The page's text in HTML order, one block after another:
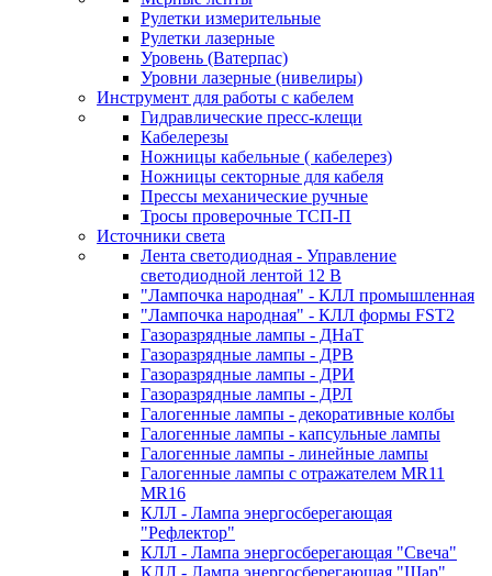
Рулетки измерительные
Рулетки лазерные
Уровень (Ватерпас)
Уровни лазерные (нивелиры)
Инструмент для работы с кабелем
Гидравлические пресс-клещи
Кабелерезы
Ножницы кабельные ( кабелерез)
Ножницы секторные для кабеля
Прессы механические ручные
Тросы проверочные ТСП-П
Источники света
Лента светодиодная - Управление
светодиодной лентой 12 В
"Лампочка народная" - КЛЛ промышленная
"Лампочка народная" - КЛЛ формы FST2
Газоразрядные лампы - ДНаТ
Газоразрядные лампы - ДРВ
Газоразрядные лампы - ДРИ
Газоразрядные лампы - ДРЛ
Галогенные лампы - декоративные колбы
Галогенные лампы - капсульные лампы
Галогенные лампы - линейные лампы
Галогенные лампы с отражателем MR11
MR16
КЛЛ - Лампа энергосберегающая
"Рефлектор"
КЛЛ - Лампа энергосберегающая "Свеча"
КЛЛ - Лампа энергосберегающая "Шар"